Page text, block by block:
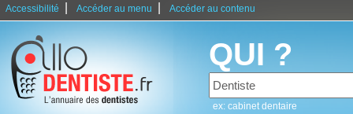
Accessibilité Accéder au menu Accéder au contenu
QUI ?
ex: cabinet dentaire